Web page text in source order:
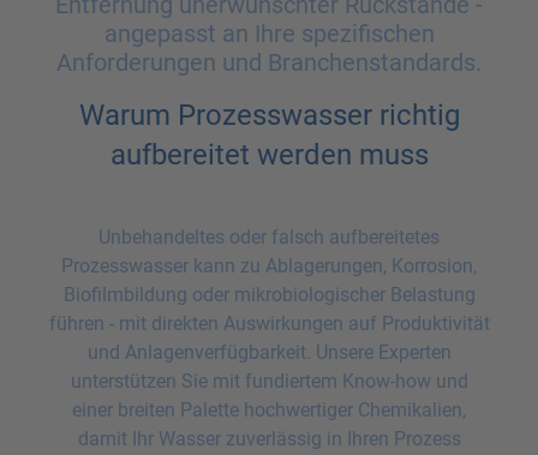
angepasst an Ihre spezifischen
Anforderungen und Branchenstandards.
Warum Prozesswasser richtig
aufbereitet werden muss
Unbehandeltes oder falsch aufbereitetes
Prozesswasser kann zu Ablagerungen, Korrosion,
Biofilmbildung oder mikrobiologischer Belastung
führen - mit direkten Auswirkungen auf Produktivität
und Anlagenverfügbarkeit. Unsere Experten
unterstützen Sie mit fundiertem Know-how und
einer breiten Palette hochwertiger Chemikalien,
damit Ihr Wasser zuverlässig in Ihren Prozess